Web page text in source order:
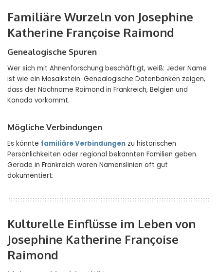
Familiäre Wurzeln von Josephine
Katherine Françoise Raimond
Genealogische Spuren
Wer sich mit Ahnenforschung beschäftigt, weiß: Jeder Name
ist wie ein Mosaikstein. Genealogische Datenbanken zeigen,
dass der Nachname Raimond in Frankreich, Belgien und
Kanada vorkommt.
Mögliche Verbindungen
Es könnte familiäre Verbindungen zu historischen
Persönlichkeiten oder regional bekannten Familien geben.
Gerade in Frankreich waren Namenslinien oft gut
dokumentiert.
Kulturelle Einflüsse im Leben von
Josephine Katherine Françoise
Raimond